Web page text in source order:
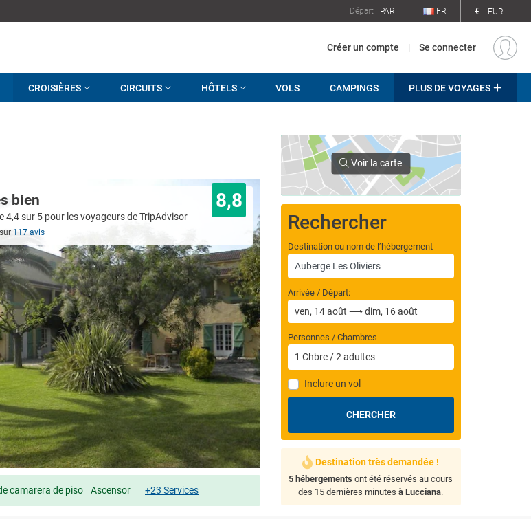
Départ PAR FR € EUR
Créer un compte | Se connecter
CROISIÈRES CIRCUITS HÔTELS VOLS CAMPINGS PLUS DE VOYAGES
bien 8,8
117 avis
camarera de piso Ascensor +23 Services
Voir la carte
Rechercher
Destination ou nom de l’hébergement
Arrivée / Départ:
Personnes / Chambres
1 Chbre /2 adultes
Inclure un vol
CHERCHER
Destination très demandée !
5 hébergements ont été réservés au cours
des 15 dernières minutesà Lucciana.